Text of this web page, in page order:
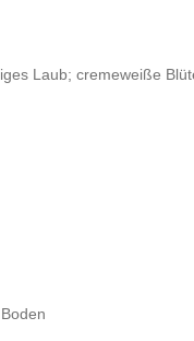
Laub; cremeweiße